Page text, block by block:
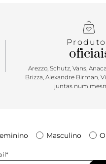
Arezzo, Schutz, Vans,
Brizza, Alexandre Birman,
juntas num
Masculino